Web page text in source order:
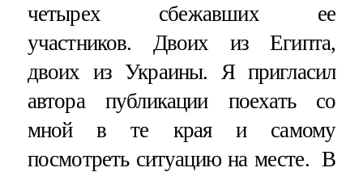
четырех сбежавших ее
участников. Двоих из Египта,
двоих из Украины. Я пригласил
автора публикации поехать со
мной в те края и самому
посмотреть ситуацию на месте.  В